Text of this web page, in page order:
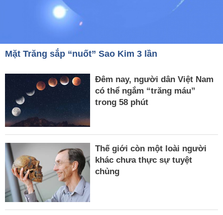
Mặt Trăng sắp “nuốt” Sao Kim 3 lần
Đêm nay, người dân Việt Nam
có thể ngắm “trăng máu”
trong 58 phút
Thế giới còn một loài người
khác chưa thực sự tuyệt
chủng